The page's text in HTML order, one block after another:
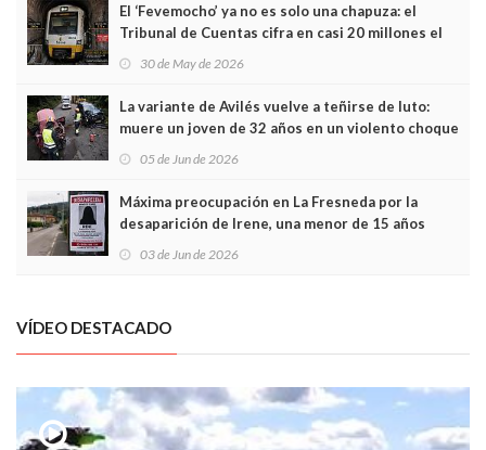
El ‘Fevemocho’ ya no es solo una chapuza: el
Tribunal de Cuentas cifra en casi 20 millones el
sobrecoste de los trenes que no cabían por los
30 de May de 2026
La variante de Avilés vuelve a teñirse de luto:
muere un joven de 32 años en un violento choque
frontal
05 de Jun de 2026
Máxima preocupación en La Fresneda por la
desaparición de Irene, una menor de 15 años
03 de Jun de 2026
VÍDEO DESTACADO